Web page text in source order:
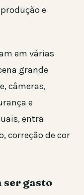
e
em várias
grande
câmeras,
e
entra
correção de cor
ser gasto